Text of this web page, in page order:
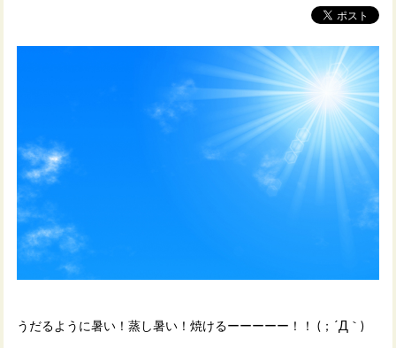
うだるように暑い！蒸し暑い！焼けるーーーーー！！ (；´Д｀)